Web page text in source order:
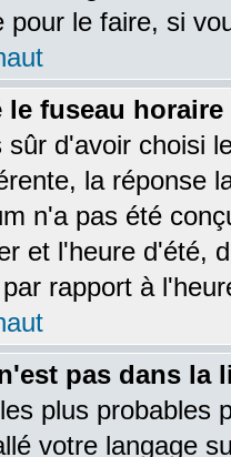
pour le faire, si
le fuseau
sûr d'avoir choisi
la réponse
n'a pas été
et l'heure d'été,
rapport à
pas dans la
plus probables
votre langage